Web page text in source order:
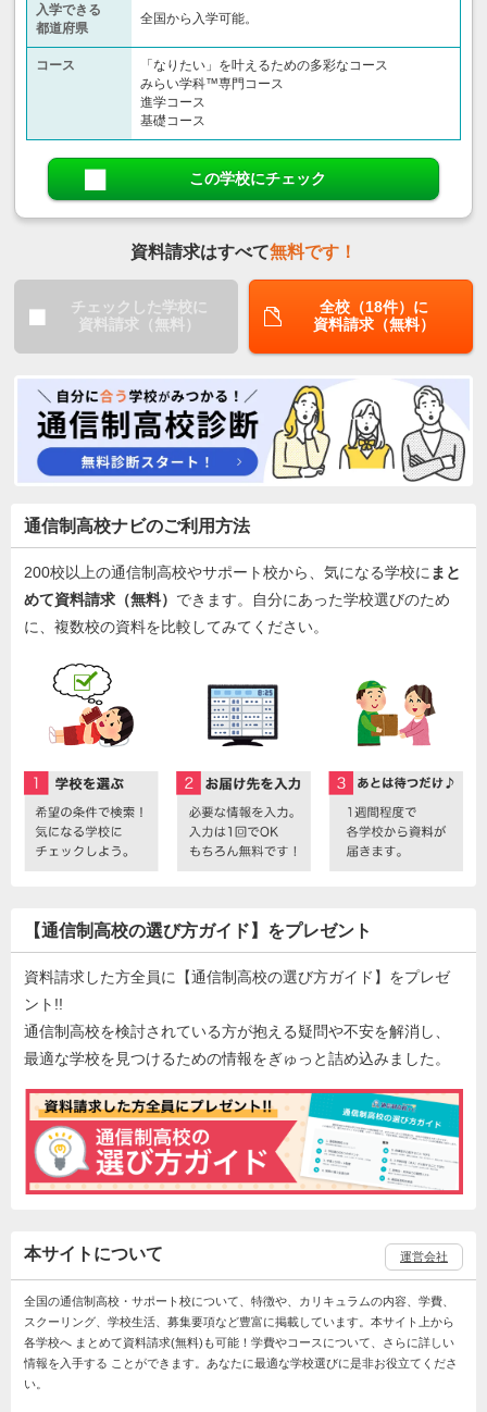
入学できる
都道府県
全国から入学可能。
コース
「なりたい」を叶えるための多彩なコース
みらい学科™専門コース
進学コース
基礎コース
この学校にチェック
資料請求はすべて無料です！
チェックした学校に
資料請求（無料）
全校（18件）に
資料請求（無料）
通信制高校ナビのご利用方法
200校以上の通信制高校やサポート校から、気になる学校に まと
めて資料請求（無料） できます。自分にあった学校選びのため
に、複数校の資料を比較してみてください。
【通信制高校の選び方ガイド】をプレゼント
資料請求した方全員に【通信制高校の選び方ガイド】をプレゼ
ント!!
通信制高校を検討されている方が抱える疑問や不安を解消し、
最適な学校を見つけるための情報をぎゅっと詰め込みました。
本サイトについて 運営会社
全国の通信制高校・サポート校について、特徴や、カリキュラムの内容、学費、
スクーリング、学校生活、募集要項など豊富に掲載しています。本サイト上から
各学校へ まとめて資料請求(無料)も可能！学費やコースについて、さらに詳しい
情報を入手する ことができます。あなたに最適な学校選びに是非お役立てくださ
い。